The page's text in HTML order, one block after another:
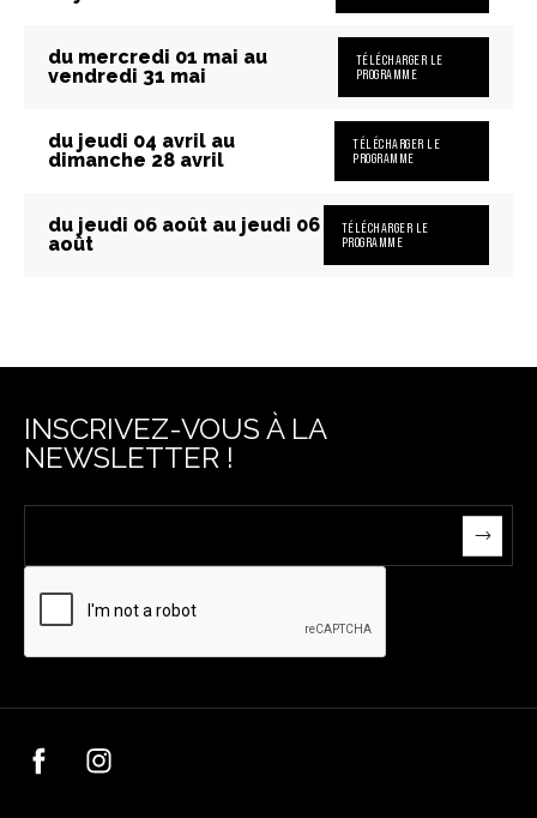
du mercredi 01 mai au
vendredi 31 mai
TÉLÉCHARGER LE
PROGRAMME
du jeudi 04 avril au
dimanche 28 avril
TÉLÉCHARGER LE
PROGRAMME
du jeudi 06 août au jeudi 06
août
TÉLÉCHARGER LE
PROGRAMME
INSCRIVEZ-VOUS À LA
NEWSLETTER !